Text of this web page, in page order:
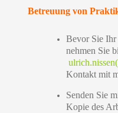
Betreuung von
Bevor Sie Ihr
nehmen Sie
Kontakt mit
Senden Sie
Kopie des